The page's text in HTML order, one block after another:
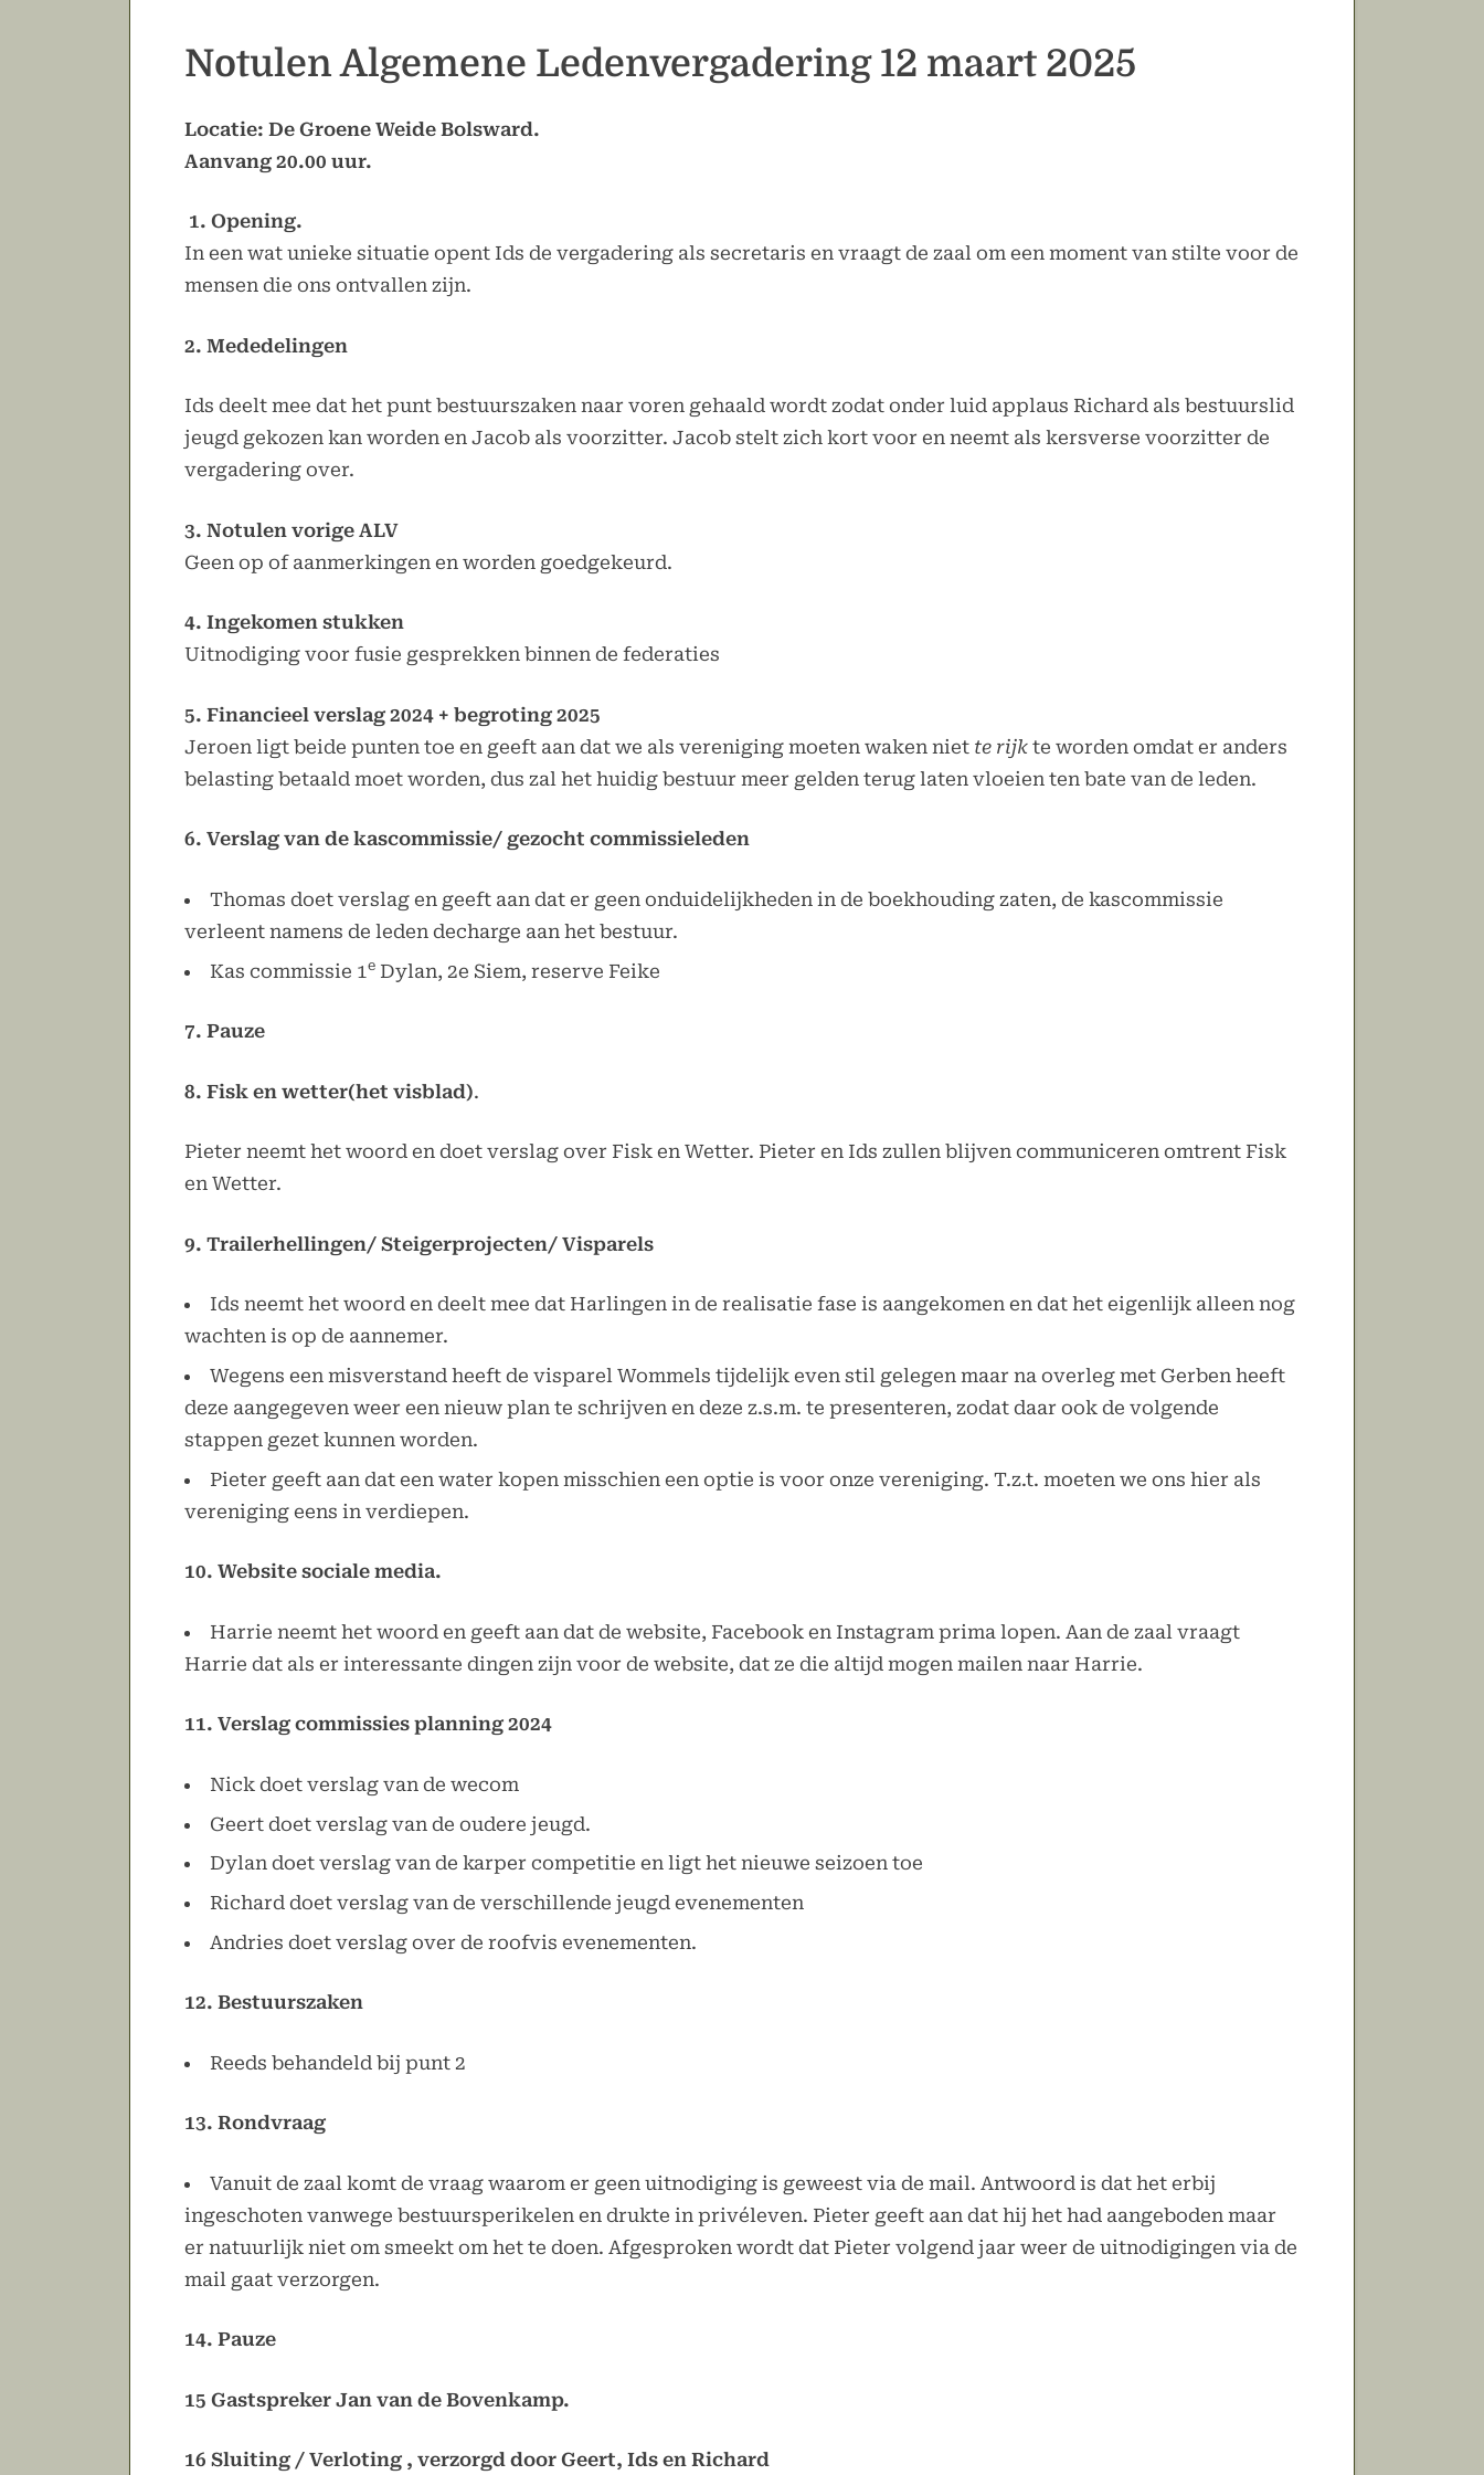
Notulen Algemene Ledenvergadering 12 maart 2025
Locatie: De Groene Weide Bolsward.
Aanvang 20.00 uur.
1. Opening.
In een wat unieke situatie opent Ids de vergadering als secretaris en vraagt de zaal om een moment van stilte voor de
mensen die ons ontvallen zijn.
2. Mededelingen
Ids deelt mee dat het punt bestuurszaken naar voren gehaald wordt zodat onder luid applaus Richard als bestuurslid
jeugd gekozen kan worden en Jacob als voorzitter. Jacob stelt zich kort voor en neemt als kersverse voorzitter de
vergadering over.
3. Notulen vorige ALV
Geen op of aanmerkingen en worden goedgekeurd.
4. Ingekomen stukken
Uitnodiging voor fusie gesprekken binnen de federaties
5. Financieel verslag 2024 + begroting 2025
Jeroen ligt beide punten toe en geeft aan dat we als vereniging moeten waken niet te rijk te worden omdat er anders
belasting betaald moet worden, dus zal het huidig bestuur meer gelden terug laten vloeien ten bate van de leden.
6. Verslag van de kascommissie/ gezocht commissieleden
Thomas doet verslag en geeft aan dat er geen onduidelijkheden in de boekhouding zaten, de kascommissie
verleent namens de leden decharge aan het bestuur.
Kas commissie 1 e Dylan, 2e Siem, reserve Feike
7. Pauze
8. Fisk en wetter(het visblad).
Pieter neemt het woord en doet verslag over Fisk en Wetter. Pieter en Ids zullen blijven communiceren omtrent Fisk
en Wetter.
9. Trailerhellingen/ Steigerprojecten/ Visparels
Ids neemt het woord en deelt mee dat Harlingen in de realisatie fase is aangekomen en dat het eigenlijk alleen nog
wachten is op de aannemer.
Wegens een misverstand heeft de visparel Wommels tijdelijk even stil gelegen maar na overleg met Gerben heeft
deze aangegeven weer een nieuw plan te schrijven en deze z.s.m. te presenteren, zodat daar ook de volgende
stappen gezet kunnen worden.
Pieter geeft aan dat een water kopen misschien een optie is voor onze vereniging. T.z.t. moeten we ons hier als
vereniging eens in verdiepen.
10. Website sociale media.
Harrie neemt het woord en geeft aan dat de website, Facebook en Instagram prima lopen. Aan de zaal vraagt
Harrie dat als er interessante dingen zijn voor de website, dat ze die altijd mogen mailen naar Harrie.
11. Verslag commissies planning 2024
Nick doet verslag van de wecom
Geert doet verslag van de oudere jeugd.
Dylan doet verslag van de karper competitie en ligt het nieuwe seizoen toe
Richard doet verslag van de verschillende jeugd evenementen
Andries doet verslag over de roofvis evenementen.
12. Bestuurszaken
Reeds behandeld bij punt 2
13. Rondvraag
Vanuit de zaal komt de vraag waarom er geen uitnodiging is geweest via de mail. Antwoord is dat het erbij
ingeschoten vanwege bestuursperikelen en drukte in privéleven. Pieter geeft aan dat hij het had aangeboden maar
er natuurlijk niet om smeekt om het te doen. Afgesproken wordt dat Pieter volgend jaar weer de uitnodigingen via de
mail gaat verzorgen.
14. Pauze
15 Gastspreker Jan van de Bovenkamp.
16 Sluiting / Verloting , verzorgd door Geert, Ids en Richard